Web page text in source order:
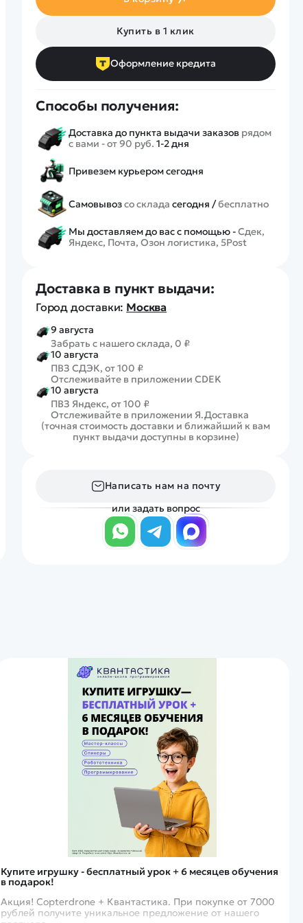
Купить в 1 клик
Оформление кредита
Способы получения:
Доставка до пункта выдачи заказов рядом
с вами - от 90 руб. 1-2 дня
Привезем курьером сегодня
Самовывозсо склада сегодня /бесплатно
Мы доставляем до вас с помощью -Сдек,
Яндекс, Почта, Озон логистика, 5Post
Доставка в пункт выдачи:
Город доставки: Москва
9 августа
Забрать с нашего склада, 0 ₽
10 августа
ПВЗ СДЭК, от 100 ₽
Отслеживайте в приложении CDEK
10 августа
ПВЗ Яндекс, от 100 ₽
Отслеживайте в приложении Я.Доставка
(точная стоимость доставки и ближайший к вам
пункт выдачи доступны в корзине)
Написать нам на почту
или задать вопрос
Купите игрушку - бесплатный урок + 6 месяцев обучения
в подарок!
Акция! Copterdrone + Квантастика. При покупке от 7000
рублей получите уникальное предложение от нашего
Спецтехника
Железные дороги
Конструкторы
Запчасти для моделей